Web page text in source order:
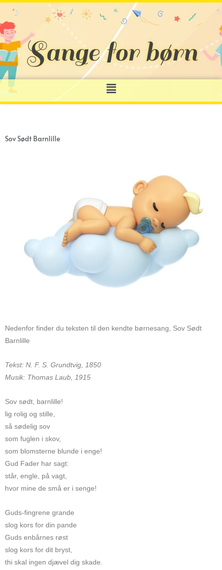
indholdet
Sange for børn
Menu
Sov Sødt Barnlille
Nedenfor finder du teksten til den kendte børnesang, Sov Sødt
Barnlille
Tekst: N. F. S. Grundtvig, 1850
Musik: Thomas Laub, 1915
Sov sødt, barnlille!
lig rolig og stille,
så sødelig sov
som fuglen i skov,
som blomsterne blunde i enge!
Gud Fader har sagt:
står, engle, på vagt,
hvor mine de små er i senge!
Guds-fingrene grande
slog kors for din pande
Guds enbårnes røst
slog kors for dit bryst,
thi skal ingen djævel dig skade.